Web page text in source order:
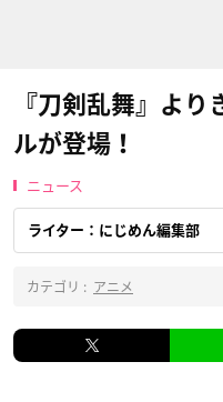
『刀剣乱舞』よ
ルが登場！
ニュース
ライター：にじめん編集部
カテゴリ : アニメ